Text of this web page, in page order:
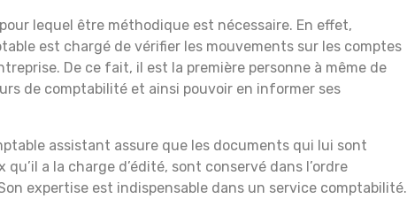
lequel être méthodique est nécessaire. En effet,
est chargé de vérifier les mouvements sur les comptes
De ce fait, il est la première personne à même de
de comptabilité et ainsi pouvoir en informer ses
assistant assure que les documents qui lui sont
qu’il a la charge d’édité, sont conservé dans l’ordre
expertise est indispensable dans un service comptabilité.